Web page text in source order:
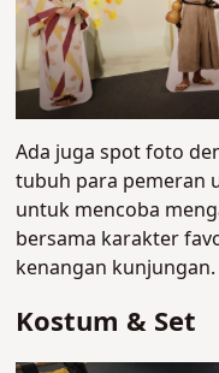
Ada juga spot foto
tubuh para pemeran
untuk mencoba
bersama karakter
kenangan kunjungan.
Kostum & Set